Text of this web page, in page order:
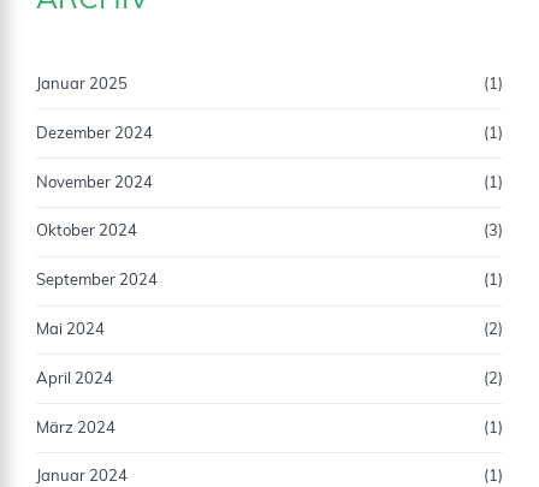
Januar 2025 (1)
Dezember 2024 (1)
November 2024 (1)
Oktober 2024 (3)
September 2024 (1)
Mai 2024 (2)
April 2024 (2)
März 2024 (1)
Januar 2024 (1)